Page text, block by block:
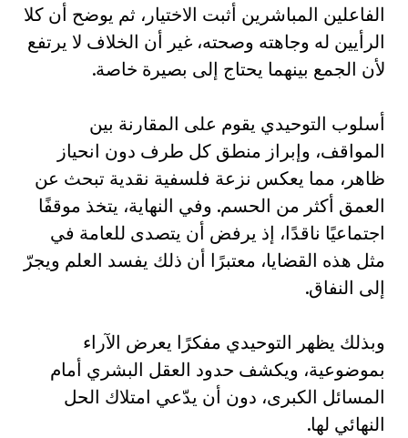
الفاعلين المباشرين أثبت الاختيار، ثم يوضح أن كلا
الرأيين له وجاهته وصحته، غير أن الخلاف لا يرتفع
لأن الجمع بينهما يحتاج إلى بصيرة خاصة.
أسلوب التوحيدي يقوم على المقارنة بين
المواقف، وإبراز منطق كل طرف دون انحياز
ظاهر، مما يعكس نزعة فلسفية نقدية تبحث عن
العمق أكثر من الحسم. وفي النهاية، يتخذ موقفًا
اجتماعيًا ناقدًا، إذ يرفض أن يتصدى للعامة في
مثل هذه القضايا، معتبرًا أن ذلك يفسد العلم ويجرّ
إلى النفاق.
وبذلك يظهر التوحيدي مفكرًا يعرض الآراء
بموضوعية، ويكشف حدود العقل البشري أمام
المسائل الكبرى، دون أن يدّعي امتلاك الحل
النهائي لها.